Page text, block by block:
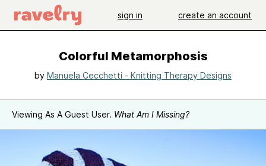
sign in create an account
Colorful Metamorphosis
by Manuela Cecchetti - Knitting Therapy Designs
Viewing As A Guest User. What Am I Missing?